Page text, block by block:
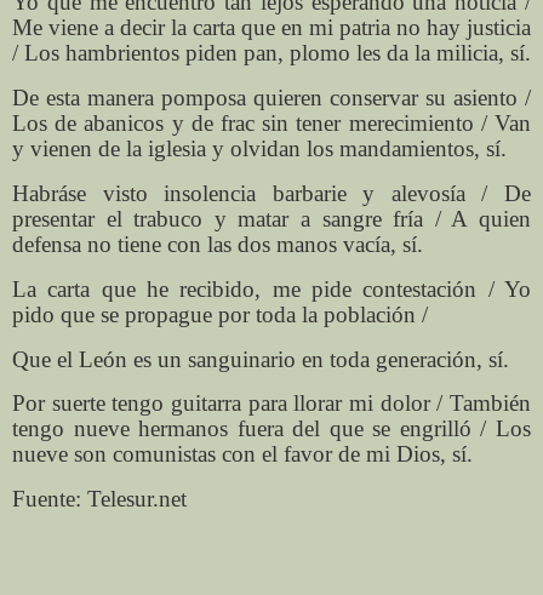
Me viene a decir la carta que en mi patria no hay justicia
/ Los hambrientos piden pan, plomo les da la milicia, sí.
De esta manera pomposa quieren conservar su asiento /
Los de abanicos y de frac sin tener merecimiento / Van
y vienen de la iglesia y olvidan los mandamientos, sí.
Habráse visto insolencia barbarie y alevosía / De
presentar el trabuco y matar a sangre fría / A quien
defensa no tiene con las dos manos vacía, sí.
La carta que he recibido, me pide contestación / Yo
pido que se propague por toda la población /
Que el León es un sanguinario en toda generación, sí.
Por suerte tengo guitarra para llorar mi dolor / También
tengo nueve hermanos fuera del que se engrilló / Los
nueve son comunistas con el favor de mi Dios, sí.
Fuente: Telesur.net